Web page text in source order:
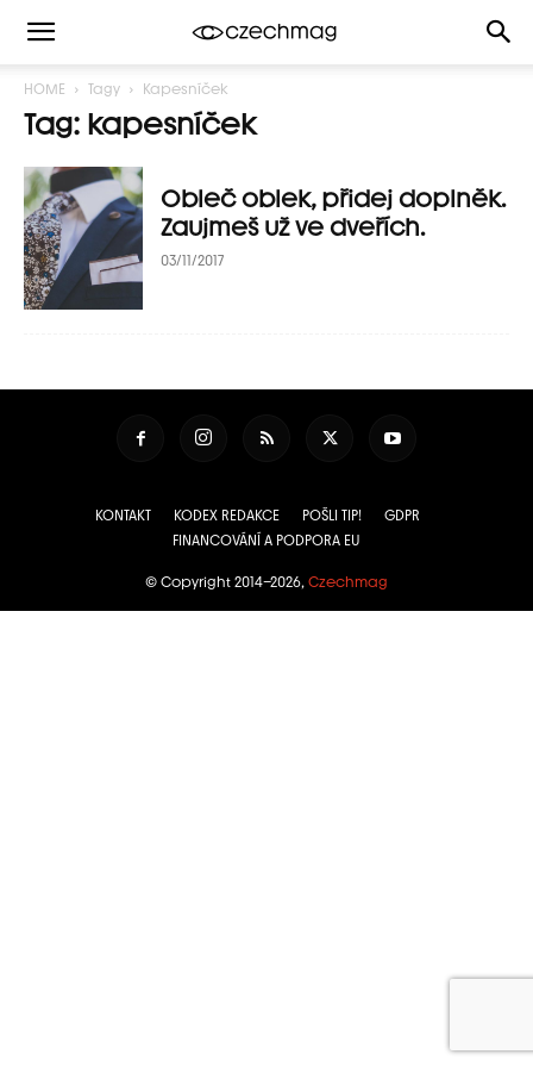
HOME Tagy Kapesníček
Tag: kapesníček
Obleč oblek, přidej doplněk.
Zaujmeš už ve dveřích.
03/11/2017
KONTAKT KODEX REDAKCE POŠLI TIP!
GDPR
FINANCOVÁNÍ A PODPORA EU
© Copyright 2014–2026, Czechmag